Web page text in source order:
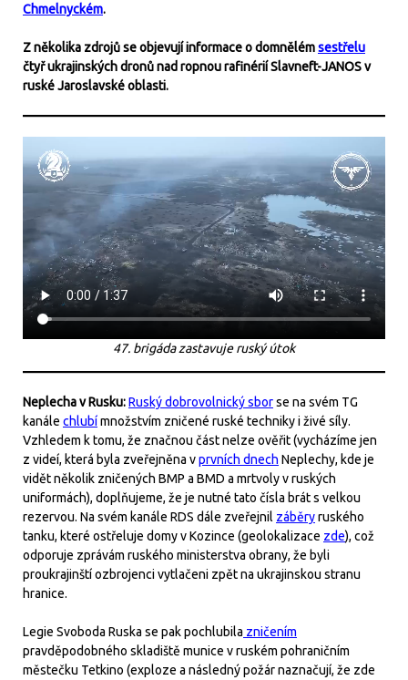
Chmelnyckém.
Z několika zdrojů se objevují informace o domnělémsestřelu
čtyř ukrajinských dronů nad ropnou rafinérií Slavneft-JANOS v
ruské Jaroslavské oblasti.
47. brigáda zastavuje ruský útok
Neplecha v Rusku:Ruský dobrovolnický sborse na svém TG
kanále chlubímnožstvím zničené ruské techniky i živé síly.
Vzhledem k tomu, že značnou část nelze ověřit (vycházíme jen
z videí, která byla zveřejněna vprvních dnech Neplechy, kde je
vidět několik zničených BMP a BMD a mrtvoly v ruských
uniformách), doplňujeme, že je nutné tato čísla brát s velkou
rezervou. Na svém kanále RDS dále zveřejnil záběryruského
tanku, které ostřeluje domy v Kozince (geolokalizace zde), což
odporuje zprávám ruského ministerstva obrany, že byli
proukrajinští ozbrojenci vytlačeni zpět na ukrajinskou stranu
hranice.
Legie Svoboda Ruska se pak pochlubila zničením
pravděpodobného skladiště munice v ruském pohraničním
městečku Tetkino (exploze a následný požár naznačují, že zde